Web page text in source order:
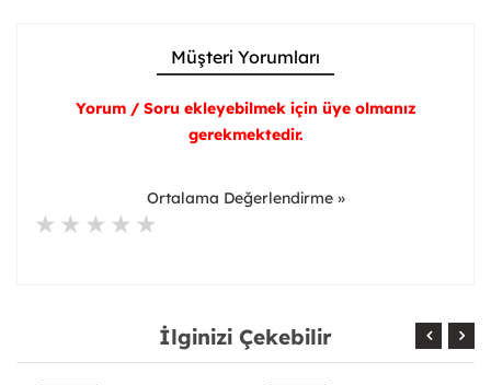
Müşteri Yorumları
Yorum / Soru ekleyebilmek için üye olmanız
gerekmektedir.
Ortalama Değerlendirme »
İlginizi Çekebilir